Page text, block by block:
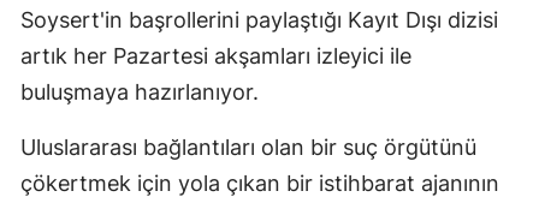
Soysert'in başrollerini paylaştığı Kayıt Dışı dizisi
artık her Pazartesi akşamları izleyici ile
buluşmaya hazırlanıyor.
Uluslararası bağlantıları olan bir suç örgütünü
çökertmek için yola çıkan bir istihbarat ajanının